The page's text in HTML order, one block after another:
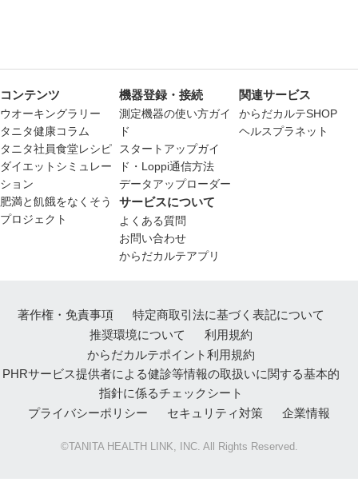
コンテンツ
ウオーキングラリー
タニタ健康コラム
タニタ社員食堂レシピ
ダイエットシミュレー
ション
肥満と飢餓をなくそう
プロジェクト
機器登録・接続
測定機器の使い方ガイ
ド
スタートアップガイ
ド・Loppi通信方法
データアップローダー
サービスについて
よくある質問
お問い合わせ
からだカルテアプリ
関連サービス
からだカルテSHOP
ヘルスプラネット
著作権・免責事項
特定商取引法に基づく表記について
推奨環境について
利用規約
からだカルテポイント利用規約
PHRサービス提供者による健診等情報の取扱いに関する基本的
指針に係るチェックシート
プライバシーポリシー
セキュリティ対策 企業情報
©TANITA HEALTH LINK, INC. All Rights Reserved.